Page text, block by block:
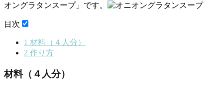
オングラタンスープ」です。
目次
1 材料（４人分）
2 作り方
材料（４人分）